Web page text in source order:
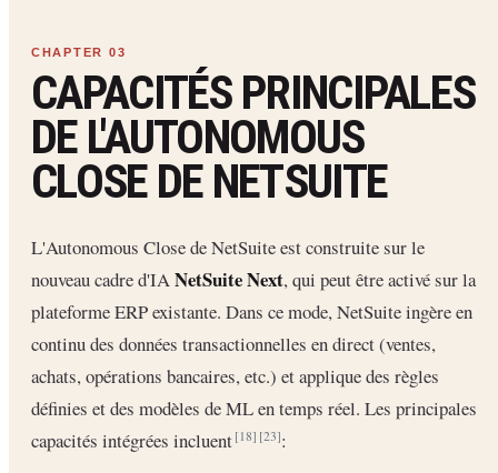
CAPACITÉS PRINCIPALES
DE L'AUTONOMOUS
CLOSE DE NETSUITE
L'Autonomous Close de NetSuite est construite sur le
nouveau cadre d'IA NetSuite Next, qui peut être activé sur la
plateforme ERP existante. Dans ce mode, NetSuite ingère en
continu des données transactionnelles en direct (ventes,
achats, opérations bancaires, etc.) et applique des règles
définies et des modèles de ML en temps réel. Les principales
capacités intégrées incluent[18] [23]: